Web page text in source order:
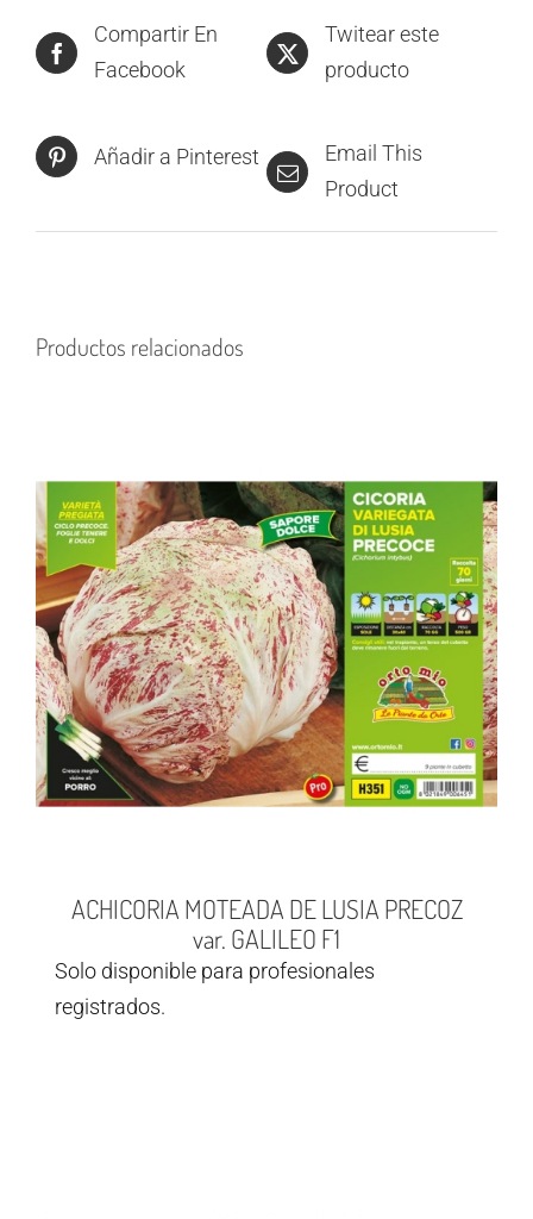
Compartir En
Facebook
Twitear este
producto
Añadir a Pinterest
Email This
Product
Productos relacionados
ACHICORIA MOTEADA DE LUSIA PRECOZ
var. GALILEO F1
Solo disponible para profesionales
registrados.